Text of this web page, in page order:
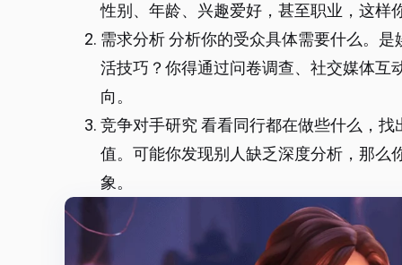
性别、年龄、兴趣爱好，甚至职业，这样
需求分析 分析你的受众具体需要什么。
活技巧？你得通过问卷调查、社交媒体互
向。
竞争对手研究 看看同行都在做些什么，
值。可能你发现别人缺乏深度分析，那么
象。